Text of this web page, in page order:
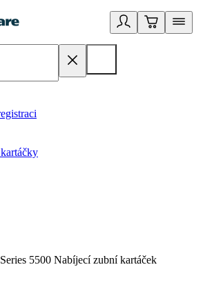
5500 Nabíjecí zubní kartáček